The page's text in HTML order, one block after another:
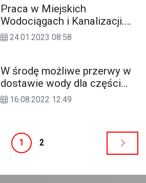
Praca w Miejskich
Wodociągach i Kanalizacji.
Poszukiwany operator
24.01.2023 08:58
W środę możliwe przerwy w
dostawie wody dla części
mieszkańców osiedla
16.08.2022 12:49
1 2